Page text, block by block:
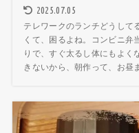
2025.07.05
テレワークのランチどうして
くて、困るよね。コンビニ弁
りで、すぐ太るし体にもよく
きないから、朝作って、お昼